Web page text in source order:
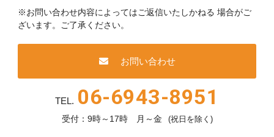
※お問い合わせ内容によってはご返信いたしかねる 場合がご
ざいます。ご了承ください。
お問い合わせ
TEL. 06-6943-8951
受付：9時～17時 月～金 (祝日を除く)